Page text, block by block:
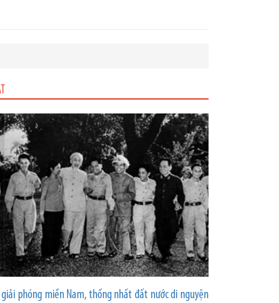
phóng miền Nam, thống nhất đất nước di nguyện